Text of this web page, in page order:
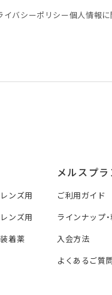
イバシーポリシー個⼈情報
ンズ用
ンズ用
着薬
メルスプラ
ご利用ガイド
ラインナップ
入会方法
よくあるご質